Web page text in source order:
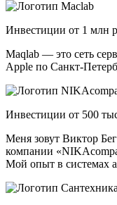
Инвестиции от 1 млн
Maqlab — это сеть
Apple по Санкт-
Инвестиции от 500
Меня зовут Виктор
компании
Мой опыт в системах